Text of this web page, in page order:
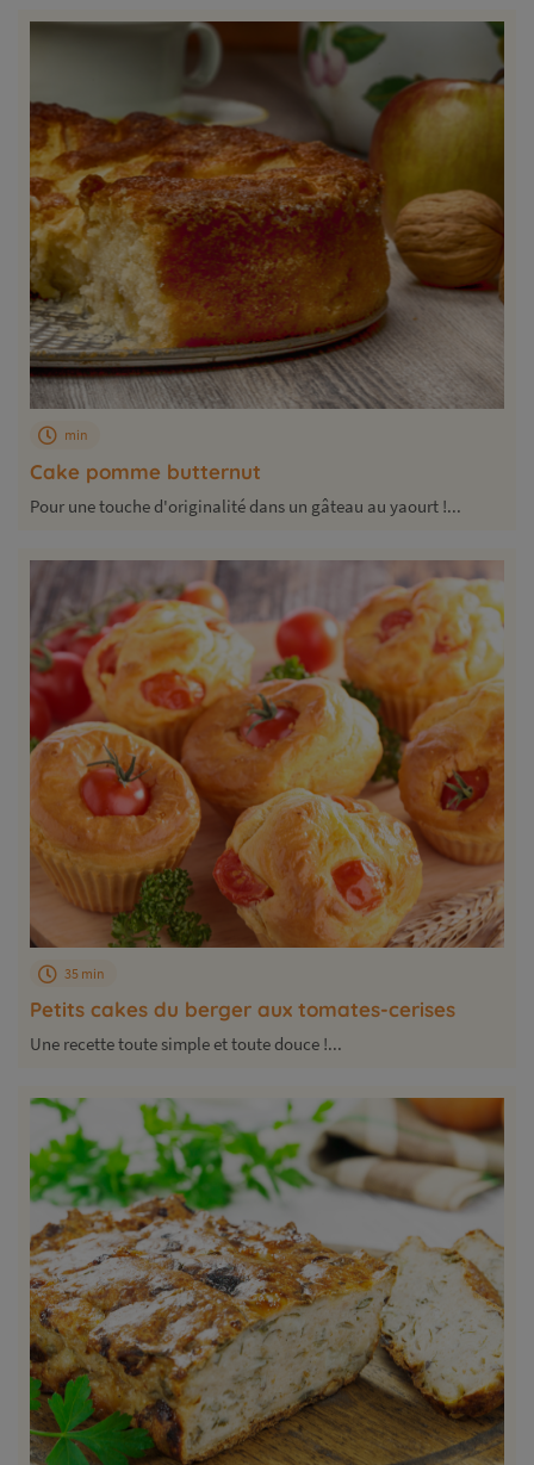
Cake pomme butternut
min
Pour une touche d'originalité dans un gâteau au yaourt !...
Petits cakes du berger aux tomates-cerises
35 min
Une recette toute simple et toute douce !...